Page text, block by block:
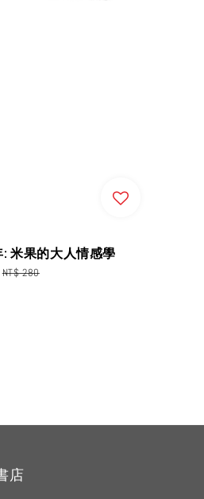
米果的大人情感學
Regular
NT$ 280
店